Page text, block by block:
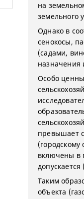
на
земельного
Однако в
сенокосы,
(садами,
назначения
Особо
превышает
(городскому
включены в
Таким
объекта